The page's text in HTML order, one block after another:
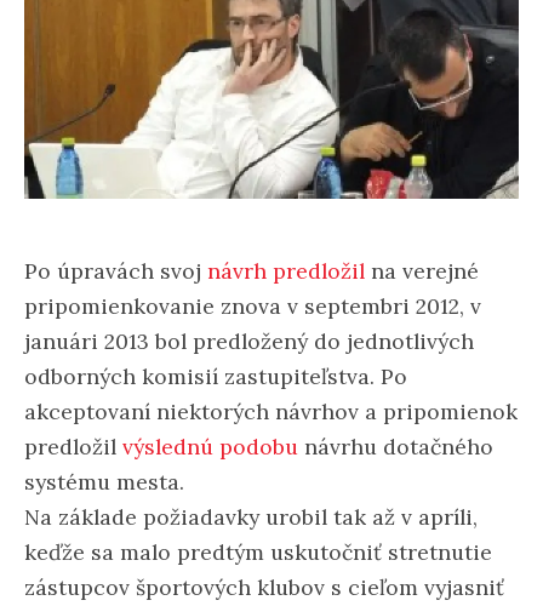
Po úpravách svoj návrh predložil na verejné
pripomienkovanie znova v septembri 2012, v
januári 2013 bol predložený do jednotlivých
odborných komisií zastupiteľstva. Po
akceptovaní niektorých návrhov a pripomienok
predložil výslednú podobu návrhu dotačného
systému mesta.
Na základe požiadavky urobil tak až v apríli,
keďže sa malo predtým uskutočniť stretnutie
zástupcov športových klubov s cieľom vyjasniť